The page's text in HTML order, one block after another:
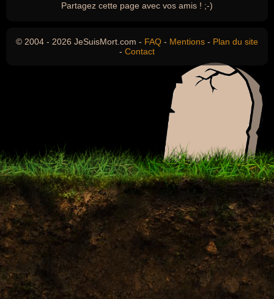
Partagez cette page avec vos amis ! ;-)
© 2004 - 2026 JeSuisMort.com - FAQ - Mentions - Plan du site
- Contact